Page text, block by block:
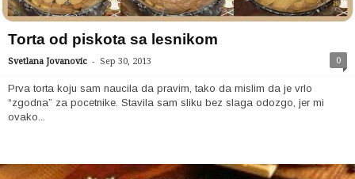
Torta od piskota sa lesnikom
Svetlana Jovanovic - Sep 30, 2013 0
Prva torta koju sam naucila da pravim, tako da mislim da je vrlo
“zgodna” za pocetnike. Stavila sam sliku bez slaga odozgo, jer mi
ovako...